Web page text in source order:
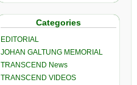
Categories
EDITORIAL
JOHAN GALTUNG MEMORIAL
TRANSCEND News
TRANSCEND VIDEOS